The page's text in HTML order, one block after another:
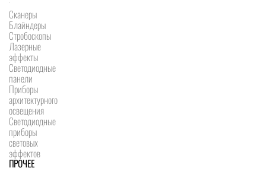
Сканеры
Блайндеры
Стробоскопы
Лазерные
эффекты
Светодиодные
панели
Приборы
архитектурного
освещения
Светодиодные
приборы
световых
эффектов
ПРОЧЕЕ